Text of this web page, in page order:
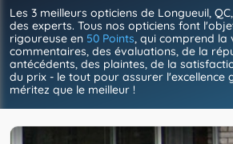
Les 3 meilleurs opticiens de Longueuil,
des experts. Tous nos opticiens font
rigoureuse en 50 Points, qui comprend la
commentaires, des évaluations, de la
antécédents, des plaintes, de la
du prix - le tout pour assurer l'excellence
méritez que le meilleur !